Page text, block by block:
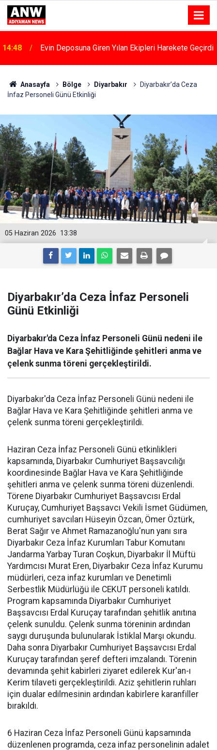
12:58 Adıyaman’da "halk Ve Güvenlik" Toplantıları Başladı
Anasayfa Bölge Diyarbakır
Diyarbakır’da Ceza
İnfaz Personeli Günü Etkinliği
13:38
05 Haziran 2026
Diyarbakır’da Ceza İnfaz Personeli
Günü Etkinliği
Diyarbakır'da Ceza İnfaz Personeli Günü nedeni ile
Bağlar Hava ve Kara Şehitliğinde şehitleri anma ve
çelenk sunma töreni gerçekleştirildi.
Diyarbakır'da Ceza İnfaz Personeli Günü nedeni ile
Bağlar Hava ve Kara Şehitliğinde şehitleri anma ve
çelenk sunma töreni gerçekleştirildi.
Haziran Ceza İnfaz Personeli Günü etkinlikleri
kapsamında, Diyarbakır Cumhuriyet Başsavcılığı
koordinesinde Bağlar Hava ve Kara Şehitliğinde
şehitleri anma ve çelenk sunma töreni düzenlendi.
Törene Diyarbakır Cumhuriyet Başsavcısı Erdal
Kuruçay, Cumhuriyet Başsavcı Vekili İsmet Güdümen,
cumhuriyet savcıları Hüseyin Özcan, Ömer Öztürk,
Berat Sağır ve Ahmet Ramazanoğlu'nun yanı sıra
Diyarbakır Ceza İnfaz Kurumları Tabur Komutanı
Jandarma Yarbay Turan Coşkun, Diyarbakır İl Müftü
Yardımcısı Murat Eren, Diyarbakır Ceza İnfaz Kurumu
müdürleri, ceza infaz kurumları ve Denetimli
Serbestlik Müdürlüğü ile CEKUT personeli katıldı.
Program kapsamında Diyarbakır Cumhuriyet
Başsavcısı Erdal Kuruçay tarafından şehitlik anıtına
çelenk sunuldu. Çelenk sunma töreninin ardından
saygı duruşunda bulunularak İstiklal Marşı okundu.
Daha sonra Diyarbakır Cumhuriyet Başsavcısı Erdal
Kuruçay tarafından şeref defteri imzalandı. Törenin
devamında şehit kabirleri ziyaret edilerek Kur'an-ı
Kerim tilaveti gerçekleştirildi. Aziz şehitlerin ruhları
için dualar edilmesinin ardından kabirlere karanfiller
bırakıldı.
6 Haziran Ceza İnfaz Personeli Günü kapsamında
düzenlenen programda, ceza infaz personelinin adalet